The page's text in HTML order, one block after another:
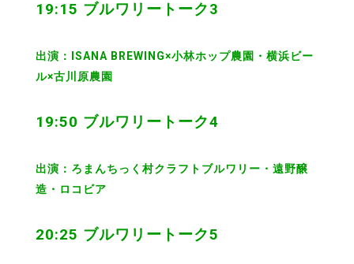
19:15 ブルワリートーク3
出演：ISANA BREWING×小林ホップ農園・横浜ビー
ル×古川原農園
19:50 ブルワリートーク4
出演：ろまんちっく村クラフトブルワリー・遠野醸
造・ロコビア
20:25 ブルワリートーク5